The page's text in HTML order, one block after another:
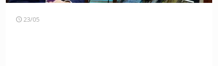
23/05